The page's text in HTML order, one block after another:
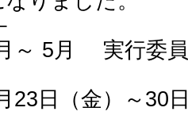
5月 実行委員
日（金）～30